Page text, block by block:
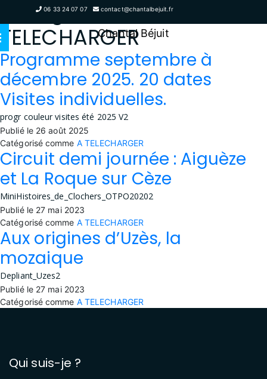
06 33 24 07 07 contact@chantalbejuit.fr
Chantal Béjuit
Catégorie :A
TELECHARGER
Programme septembre à
décembre 2025. 20 dates
Visites individuelles.
progr couleur visites été 2025 V2
Publié le 26 août 2025
Catégorisé comme A TELECHARGER
Circuit demi journée : Aiguèze
et La Roque sur Cèze
MiniHistoires_de_Clochers_OTPO20202
Publié le 27 mai 2023
Catégorisé comme A TELECHARGER
Aux origines d’Uzès, la
mozaique
Depliant_Uzes2
Publié le 27 mai 2023
Catégorisé comme A TELECHARGER
Qui suis-je ?